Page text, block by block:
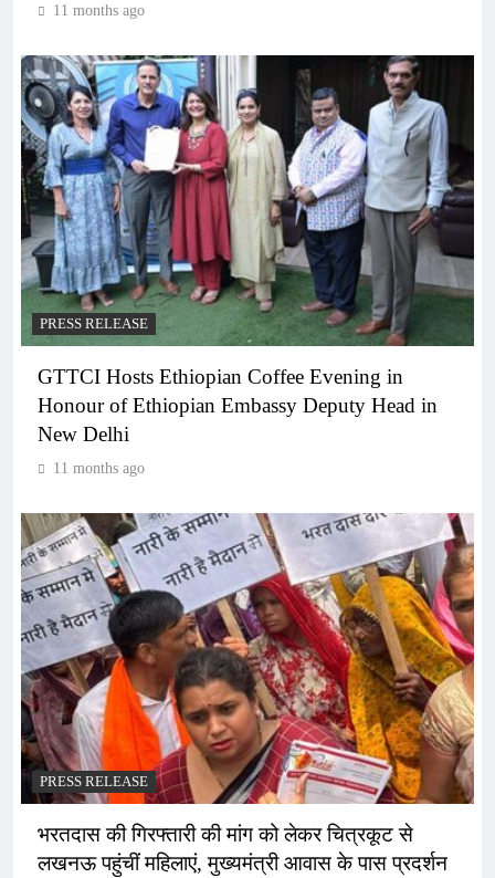
11 months ago
PRESS RELEASE
GTTCI Hosts Ethiopian Coffee Evening in
Honour of Ethiopian Embassy Deputy Head in
New Delhi
11 months ago
PRESS RELEASE
भरतदास की गिरफ्तारी की मांग को लेकर चित्रकूट से
लखनऊ पहुंचीं महिलाएं, मुख्यमंत्री आवास के पास प्रदर्शन